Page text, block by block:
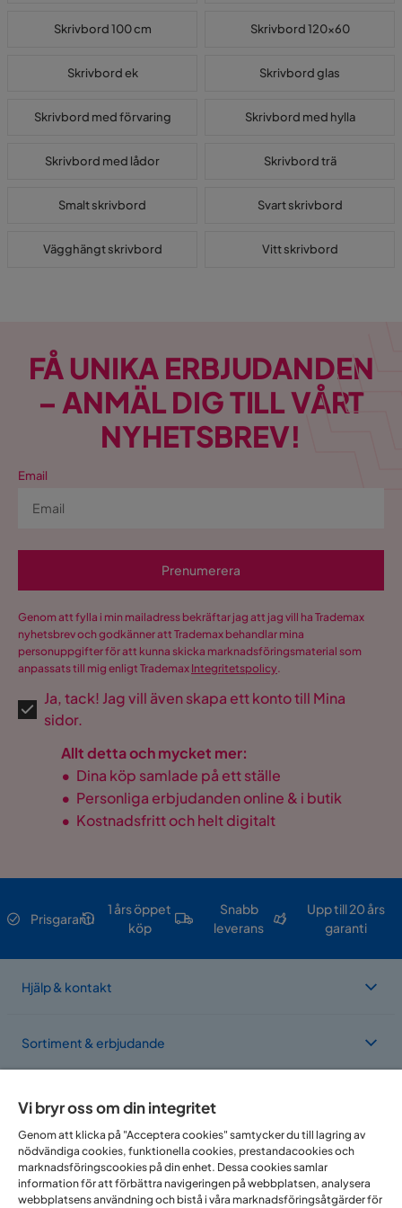
Skrivbord 100 cm Skrivbord 120x60
Skrivbord ek Skrivbord glas
Skrivbord med förvaring Skrivbord med hylla
Skrivbord med lådor Skrivbord trä
Smalt skrivbord Svart skrivbord
Vägghängt skrivbord Vitt skrivbord
FÅ UNIKA ERBJUDANDEN
– ANMÄL DIG TILL VÅRT
NYHETSBREV!
Email
Prenumerera
Genom att fylla i min mailadress bekräftar jag att jag vill ha Trademax
nyhetsbrev och godkänner att Trademax behandlar mina
personuppgifter för att kunna skicka marknadsföringsmaterial som
anpassats till mig enligt Trademax Integritetspolicy.
Ja, tack! Jag vill även skapa ett konto till Mina
sidor.
Allt detta och mycket mer:
• Dina köp samlade på ett ställe
• Personliga erbjudanden online & i butik
• Kostnadsfritt och helt digitalt
Prisgaranti
1 års öppet
köp
Snabb
leverans
Upp till 20 års
garanti
Hjälp & kontakt
Sortiment & erbjudande
Vi finns i flera länder
Vi bryr oss om din integritet
Genom att klicka på "Acceptera cookies" samtycker du till lagring av
nödvändiga cookies, funktionella cookies, prestandacookies och
marknadsföringscookies på din enhet. Dessa cookies samlar
information för att förbättra navigeringen på webbplatsen, analysera
webbplatsens användning och bistå i våra marknadsföringsåtgärder för